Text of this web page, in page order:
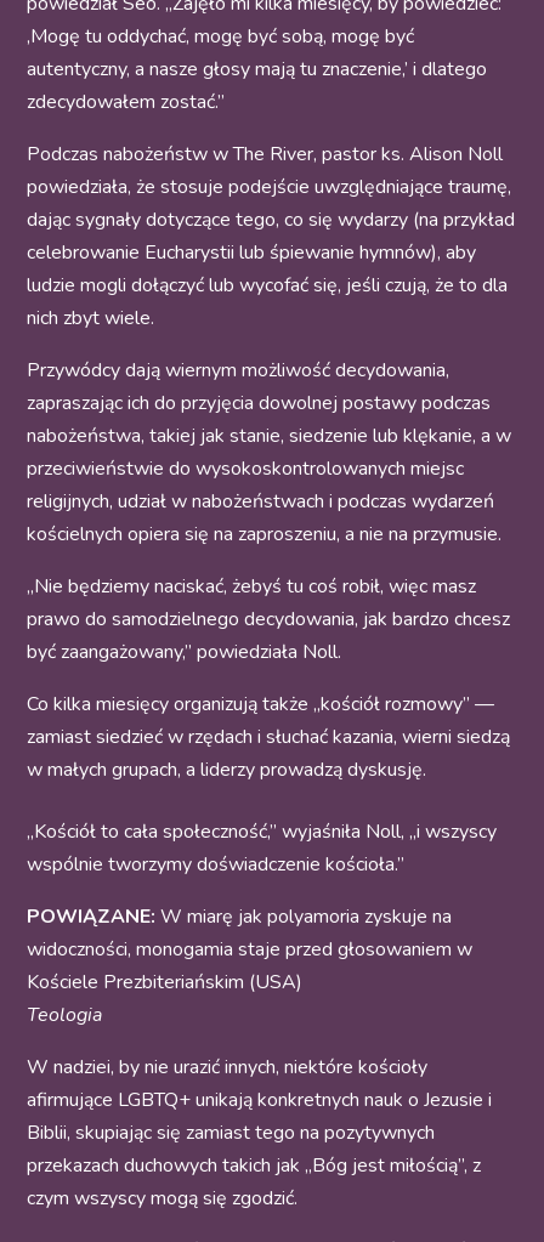
‚Mogę tu oddychać, mogę być sobą, mogę być
autentyczny, a nasze głosy mają tu znaczenie,’ i dlatego
zdecydowałem zostać.”
Podczas nabożeństw w The River, pastor ks. Alison Noll
powiedziała, że stosuje podejście uwzględniające traumę,
dając sygnały dotyczące tego, co się wydarzy (na przykład
celebrowanie Eucharystii lub śpiewanie hymnów), aby
ludzie mogli dołączyć lub wycofać się, jeśli czują, że to dla
nich zbyt wiele.
Przywódcy dają wiernym możliwość decydowania,
zapraszając ich do przyjęcia dowolnej postawy podczas
nabożeństwa, takiej jak stanie, siedzenie lub klękanie, a w
przeciwieństwie do wysokoskontrolowanych miejsc
religijnych, udział w nabożeństwach i podczas wydarzeń
kościelnych opiera się na zaproszeniu, a nie na przymusie.
„Nie będziemy naciskać, żebyś tu coś robił, więc masz
prawo do samodzielnego decydowania, jak bardzo chcesz
być zaangażowany,” powiedziała Noll.
Co kilka miesięcy organizują także „kościół rozmowy” —
zamiast siedzieć w rzędach i słuchać kazania, wierni siedzą
w małych grupach, a liderzy prowadzą dyskusję.
„Kościół to cała społeczność,” wyjaśniła Noll, „i wszyscy
wspólnie tworzymy doświadczenie kościoła.”
POWIĄZANE: W miarę jak polyamoria zyskuje na
widoczności, monogamia staje przed głosowaniem w
Kościele Prezbiteriańskim (USA)
Teologia
W nadziei, by nie urazić innych, niektóre kościoły
afirmujące LGBTQ+ unikają konkretnych nauk o Jezusie i
Biblii, skupiając się zamiast tego na pozytywnych
przekazach duchowych takich jak „Bóg jest miłością”, z
czym wszyscy mogą się zgodzić.